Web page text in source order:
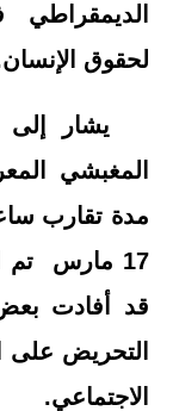
الديمقراطي
لحقوق
يشار إلى
المغبشي
مدة تقارب
17 مارس تم
قد أفادت
التحريض على
الاجتماعي.